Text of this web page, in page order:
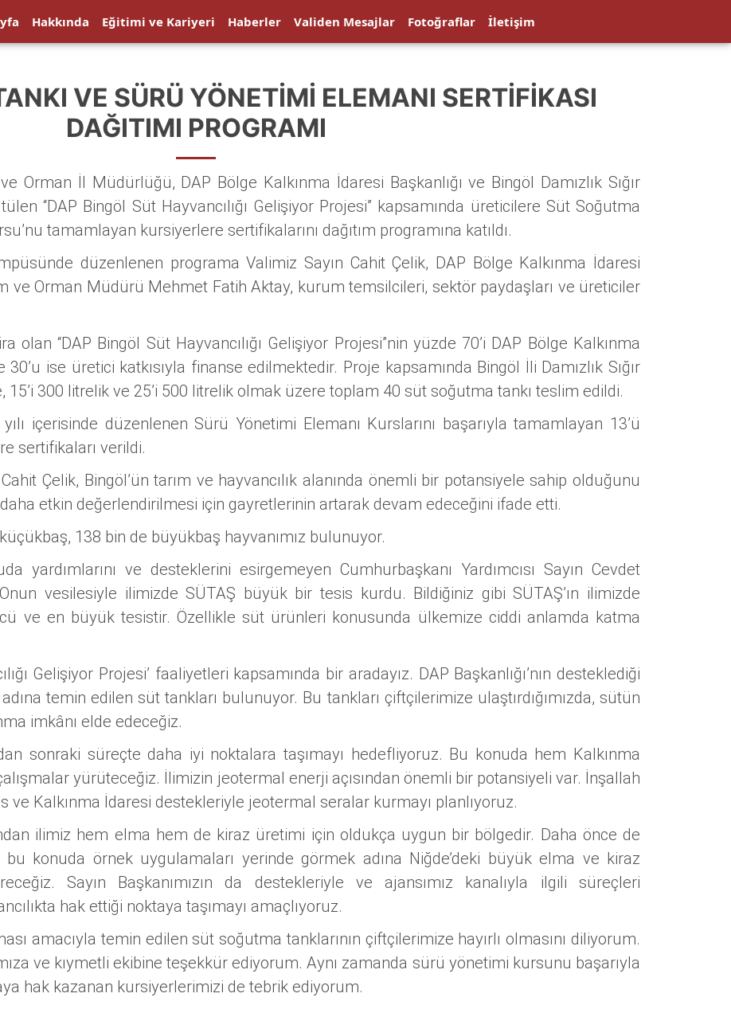
Hakkında Eğitimi ve Kariyeri Haberler Validen Mesajlar Fotoğraflar İletişim
VE SÜRÜ YÖNETIMI ELEMANI SERTIFIKASI
DAĞITIMI PROGRAMI
Orman İl Müdürlüğü, DAP Bölge Kalkınma İdaresi Başkanlığı ve Bingöl Damızlık Sığır
“DAP Bingöl Süt Hayvancılığı Gelişiyor Projesi” kapsamında üreticilere Süt Soğutma
tamamlayan kursiyerlere sertifikalarını dağıtım programına katıldı.
düzenlenen programa Valimiz Sayın Cahit Çelik, DAP Bölge Kalkınma İdaresi
ve Orman Müdürü Mehmet Fatih Aktay, kurum temsilcileri, sektör paydaşları ve üreticiler
“DAP Bingöl Süt Hayvancılığı Gelişiyor Projesi”nin yüzde 70’i DAP Bölge Kalkınma
30’u ise üretici katkısıyla finanse edilmektedir. Proje kapsamında Bingöl İli Damızlık Sığır
15’i 300 litrelik ve 25’i 500 litrelik olmak üzere toplam 40 süt soğutma tankı teslim edildi.
içerisinde düzenlenen Sürü Yönetimi Elemanı Kurslarını başarıyla tamamlayan 13’ü
sertifikaları verildi.
Çelik, Bingöl’ün tarım ve hayvancılık alanında önemli bir potansiyele sahip olduğunu
etkin değerlendirilmesi için gayretlerinin artarak devam edeceğini ifade etti.
138 bin de büyükbaş hayvanımız bulunuyor.
yardımlarını ve desteklerini esirgemeyen Cumhurbaşkanı Yardımcısı Sayın Cevdet
vesilesiyle ilimizde SÜTAŞ büyük bir tesis kurdu. Bildiğiniz gibi SÜTAŞ’ın ilimizde
ve en büyük tesistir. Özellikle süt ürünleri konusunda ülkemize ciddi anlamda katma
Gelişiyor Projesi’ faaliyetleri kapsamında bir aradayız. DAP Başkanlığı’nın desteklediği
temin edilen süt tankları bulunuyor. Bu tankları çiftçilerimize ulaştırdığımızda, sütün
imkânı elde edeceğiz.
sonraki süreçte daha iyi noktalara taşımayı hedefliyoruz. Bu konuda hem Kalkınma
yürüteceğiz. İlimizin jeotermal enerji açısından önemli bir potansiyeli var. İnşallah
ve Kalkınma İdaresi destekleriyle jeotermal seralar kurmayı planlıyoruz.
ilimiz hem elma hem de kiraz üretimi için oldukça uygun bir bölgedir. Daha önce de
konuda örnek uygulamaları yerinde görmek adına Niğde’deki büyük elma ve kiraz
Sayın Başkanımızın da destekleriyle ve ajansımız kanalıyla ilgili süreçleri
hak ettiği noktaya taşımayı amaçlıyoruz.
amacıyla temin edilen süt soğutma tanklarının çiftçilerimize hayırlı olmasını diliyorum.
ve kıymetli ekibine teşekkür ediyorum. Aynı zamanda sürü yönetimi kursunu başarıyla
hak kazanan kursiyerlerimizi de tebrik ediyorum.